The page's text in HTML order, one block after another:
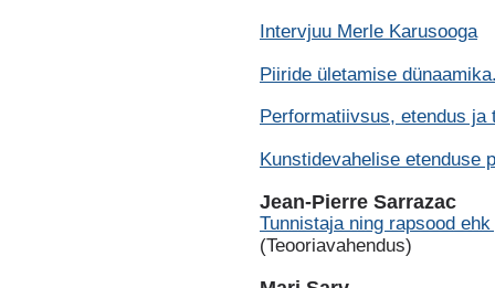
Intervjuu Merle Karusooga
Piiride ületamise
Performatiivsus, etendus ja
Kunstidevahelise etenduse
Jean-Pierre Sarrazac
Tunnistaja ning rapsood
(Teooriavahendus)